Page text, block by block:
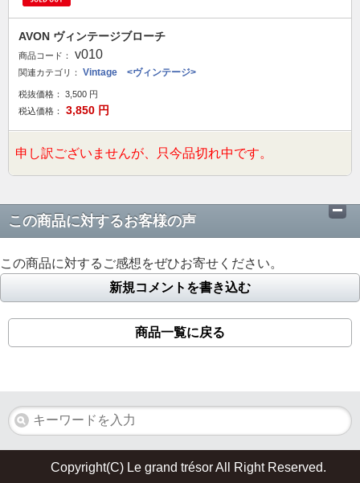
AVON ヴィンテージブローチ
商品コード： v010
関連カテゴリ： Vintage <ヴィンテージ>
税抜価格： 3,500 円
税込価格：
3,850 円
申し訳ございませんが、只今品切れ中です。
この商品に対するお客様の声
この商品に対するご感想をぜひお寄せください。
新規コメントを書き込む
商品一覧に戻る
Copyright(C) Le grand trésor All Right Reserved.